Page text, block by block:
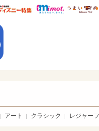
ピママ* ウレぴあ総研 デ
mimot.
アート クラシック レジャー